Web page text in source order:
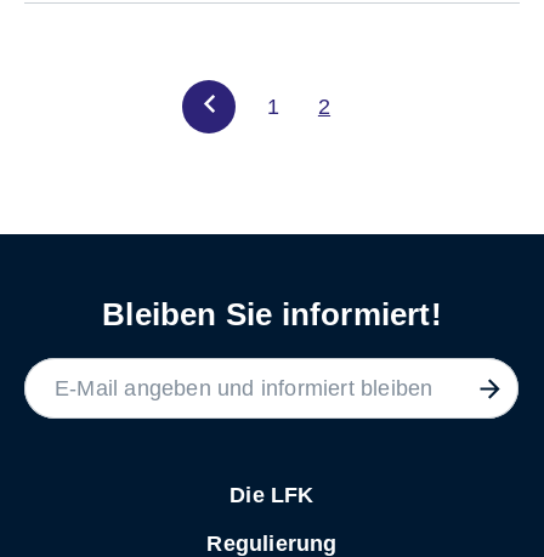
1 2
Bleiben Sie informiert!
Die LFK
Regulierung